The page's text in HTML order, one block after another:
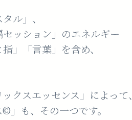
ル」、
ッション」のエネルギー
」「言葉」を含め、
クスエッセンス」によって、
」も、その一つです。